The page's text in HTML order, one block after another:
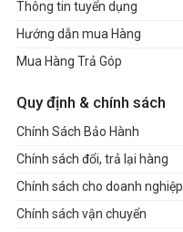
Thông tin tuyển dụng
Hướng dẫn mua Hàng
Mua Hàng Trả Góp
Quy định & chính sách
Chính Sách Bảo Hành
Chính sách đổi, trả lại hàng
Chính sách cho doanh nghiệp
Chính sách vận chuyển